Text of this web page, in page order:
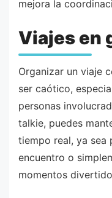
mejora la
Viajes en
Organizar un viaje
ser caótico,
personas
talkie, puedes
tiempo real, ya sea
encuentro o
momentos